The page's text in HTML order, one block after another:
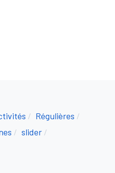
Régulières
slider